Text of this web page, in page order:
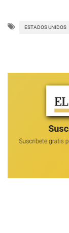
ESTADOS UNIDOS